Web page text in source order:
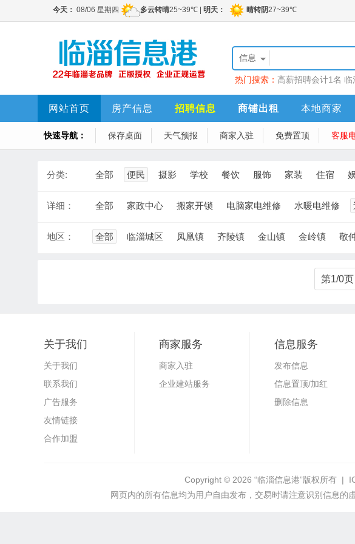
信息
热门搜索： 高薪招聘会计1名 临
勤1名，销售员10名 招聘内勤
网站首页 房产信息 招聘信息 商铺出租 本地商家
快速导航： 保存桌面 天气预报 商家入驻 免费置顶 客服
分类: 全部 便民 摄影 学校 餐饮 服饰 家装 住宿
详细： 全部 家政中心 搬家开锁 电脑家电维修 水暖电维修
地区： 全部 临淄城区 凤凰镇 齐陵镇 金山镇 金岭镇 敬
第1/0页
关于我们
关于我们
联系我们
广告服务
友情链接
合作加盟
商家服务
商家入驻
企业建站服务
信息服务
发布信息
信息置顶/加红
删除信息
Copyright © 2026 “临淄信息港”版权所有 |
网页内的所有信息均为用户自由发布，交易时请注意识别信息